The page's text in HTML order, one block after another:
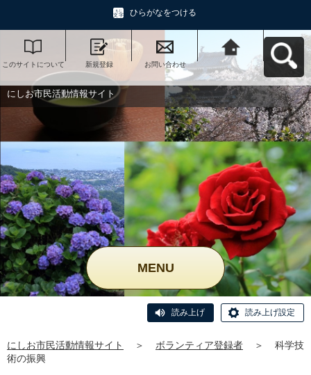
ひらがなをつける
このサイトについて 新規登録 お問い合わせ
にしお市民活動情報
サイトへ戻る
にしお市民活動情報サイト
MENU
読み上げ 読み上げ設定
にしお市民活動情報サイト ＞ ボランティア登録者 ＞
科学技
術の振興